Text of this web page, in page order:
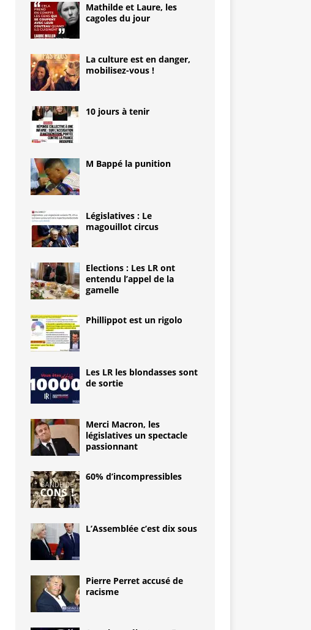
Mathilde et Laure, les
cagoles du jour
La culture est en danger,
mobilisez-vous !
10 jours à tenir
M Bappé la punition
Législatives : Le
magouillot circus
Elections : Les LR ont
entendu l’appel de la
gamelle
Phillippot est un rigolo
Les LR les blondasses sont
de sortie
Merci Macron, les
législatives un spectacle
passionnant
60% d’incompressibles
L’Assemblée c’est dix sous
Pierre Perret accusé de
racisme